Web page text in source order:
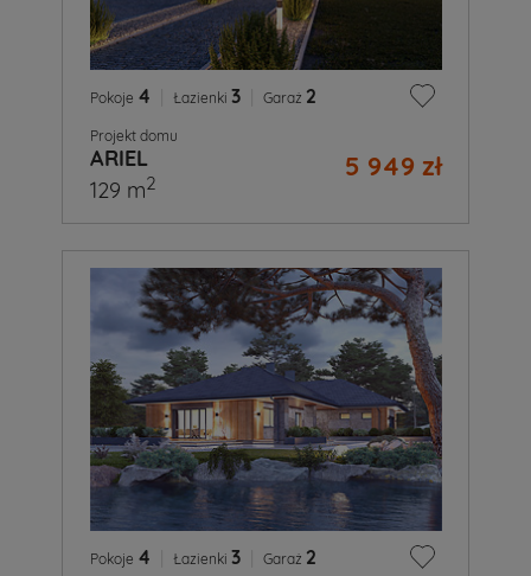
Pokoje 4 Łazienki 3 Garaż 2
Projekt domu
ARIEL 5 949 zł
129 m2
Pokoje 4 Łazienki 3 Garaż 2